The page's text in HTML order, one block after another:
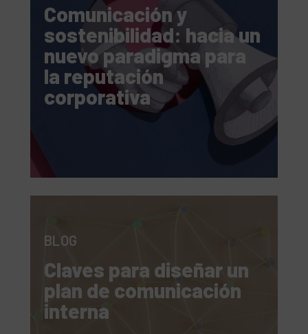
Comunicación y
sostenibilidad: hacia un
nuevo paradigma para
la reputación
corporativa
BLOG
Claves para diseñar un
plan de comunicación
interna